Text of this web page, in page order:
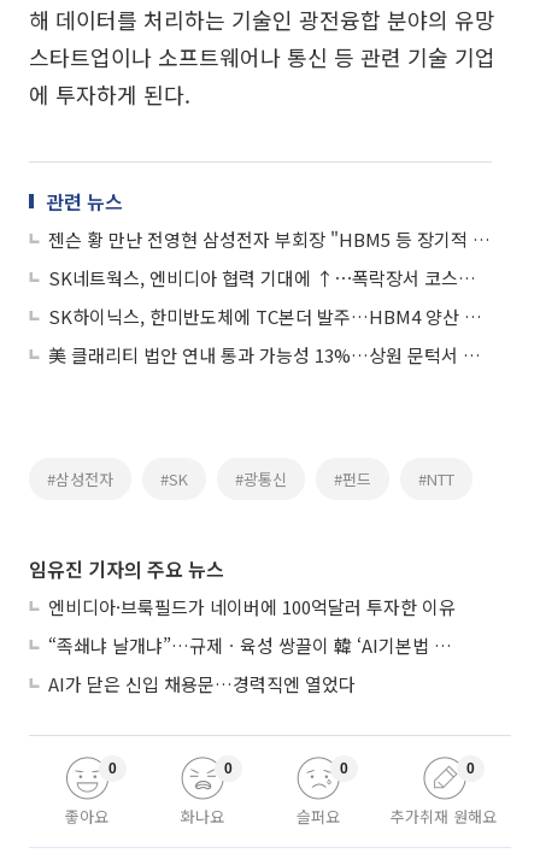
해 데이터를 처리하는 기술인 광전융합 분야의 유망
스타트업이나 소프트웨어나 통신 등 관련 기술 기업
에 투자하게 된다.
관련 뉴스
젠슨 황 만난 전영현 삼성전자 부회장 "HBM5 등 장기적 협력 논의"
SK네트웍스, 엔비디아 협력 기대에 ↑⋯폭락장서 코스피 1개ㆍ코스닥 7개 '上‘
SK하이닉스, 한미반도체에 TC본더 발주…HBM4 양산 확대 속도
美 클래리티 법안 연내 통과 가능성 13%…상원 문턱서 제동
#삼성전자 #SK #광통신 #펀드 #NTT
임유진 기자의 주요 뉴스
엔비디아·브룩필드가 네이버에 100억달러 투자한 이유
“족쇄냐 날개냐”…규제ㆍ육성 쌍끌이 韓 ‘AI기본법 개정안’ 오늘 시행
AI가 닫은 신입 채용문…경력직엔 열었다
좋아요
0
화나요
0
슬퍼요
0
추가취재 원해요
0